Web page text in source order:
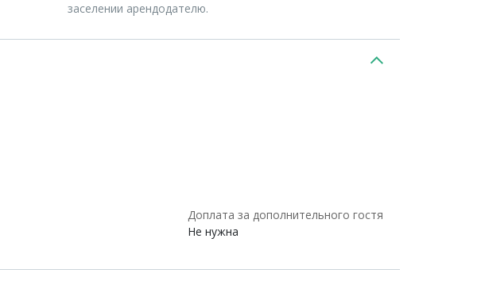
заселении арендодателю.
Доплата за дополнительного гостя
Не нужна